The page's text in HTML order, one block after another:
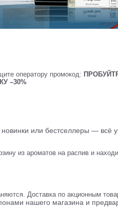
оператору промокод:
–30%
или бестселлеры — всё
из ароматов на распив и
Доставка по акционным
нашего магазина и